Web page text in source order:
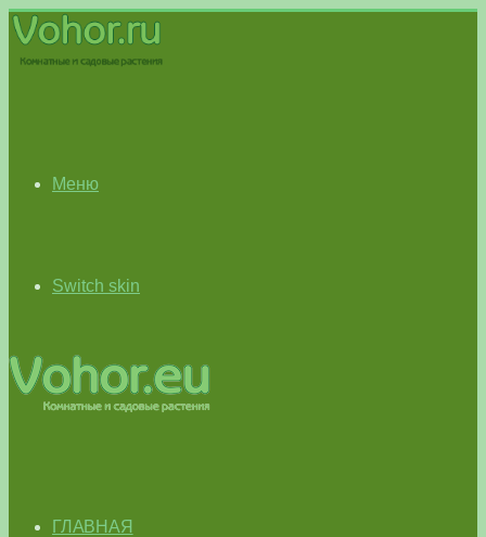
Меню
Switch skin
ГЛАВНАЯ